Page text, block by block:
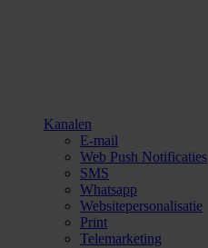
Kanalen
E-mail
Web Push Notificaties
SMS
Whatsapp
Websitepersonalisatie
Print
Telemarketing